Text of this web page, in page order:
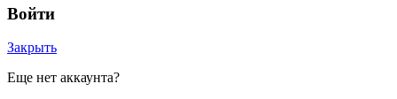
Войти
Закрыть
Еще нет аккаунта?